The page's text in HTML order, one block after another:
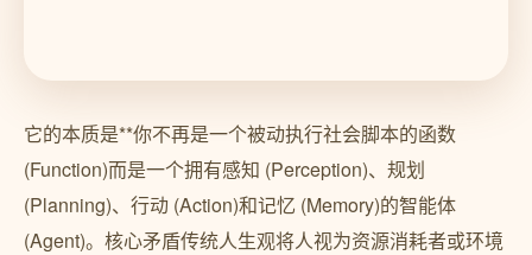
它的本质是**你不再是一个被动执行社会脚本的函数
(Function)而是一个拥有感知 (Perception)、规划
(Planning)、行动 (Action)和记忆 (Memory)的智能体
(Agent)。核心矛盾传统人生观将人视为资源消耗者或环境